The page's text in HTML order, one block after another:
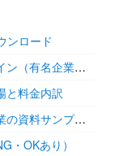
ンロード
今すぐ真似たい資料ダウンロードのデザイン（有名企業の参考あり）
と料金内訳
今すぐ真似たいお手本スライド（有名企業の資料サンプル11選）
・OKあり）